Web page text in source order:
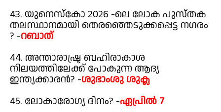
43. യുനെസ്കോ 2026 -ലെ ലോക പുസ്തക
തലസ്ഥാനമായി തെരഞ്ഞെടുക്കപ്പെട്ട നഗരം
? -റബാത്
44. അന്താരാഷ്ട്ര ബഹിരാകാശ
നിലയത്തിലേക്ക് പോകുന്ന ആദ്യ
ഇന്ത്യക്കാരൻ? -ശുഭാംശു ശുക്ല
45. ലോകാരോഗ്യ ദിനം? -ഏപ്രിൽ 7